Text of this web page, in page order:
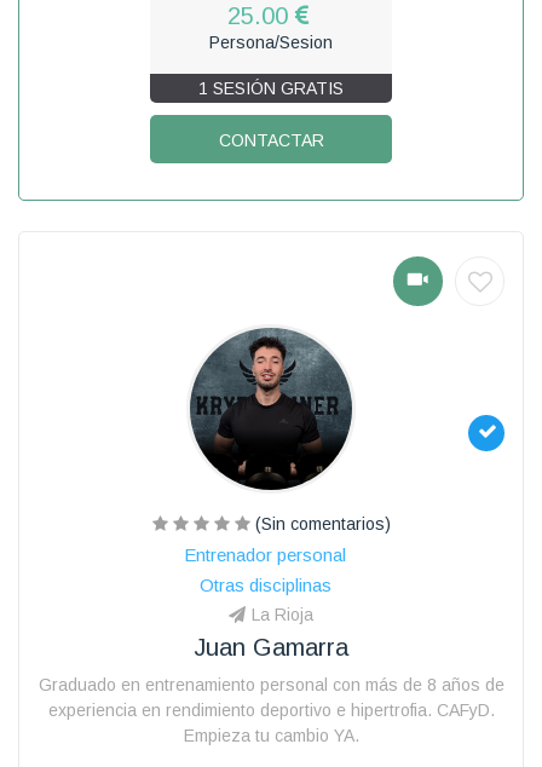
25.00
Persona/Sesion
1 SESIÓN GRATIS
CONTACTAR
(Sin comentarios)
Entrenador personal
Otras disciplinas
La Rioja
Juan Gamarra
Graduado en entrenamiento personal con más de 8 años de
experiencia en rendimiento deportivo e hipertrofia. CAFyD.
Empieza tu cambio YA.